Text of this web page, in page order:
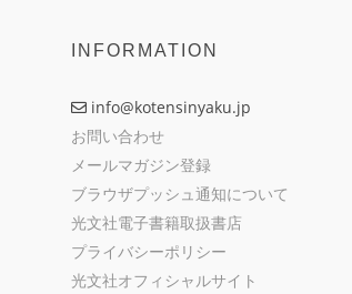
INFORMATION
info@kotensinyaku.jp
お問い合わせ
メールマガジン登録
ブラウザプッシュ通知について
光文社電子書籍取扱書店
プライバシーポリシー
光文社オフィシャルサイト